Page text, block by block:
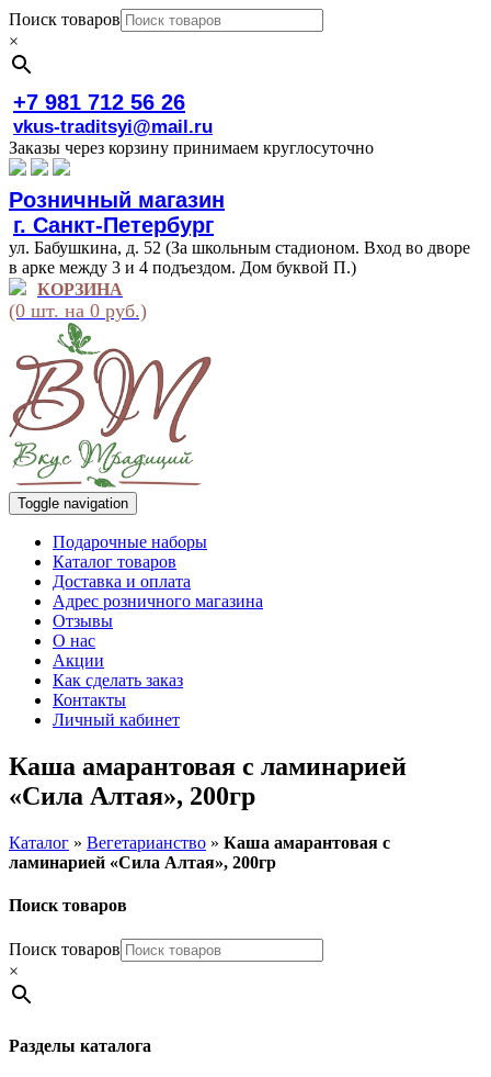
Поиск товаров
×
+7 981 712 56 26
vkus-traditsyi@mail.ru
Заказы через корзину принимаем круглосуточно
Розничный магазин
г. Санкт-Петербург
ул. Бабушкина, д. 52 (За школьным стадионом. Вход во дворе
в арке между 3 и 4 подъездом. Дом буквой П.)
КОРЗИНА
(0 шт. на 0 руб.)
Toggle navigation
Подарочные наборы
Каталог товаров
Доставка и оплата
Адрес розничного магазина
Отзывы
О нас
Акции
Как сделать заказ
Контакты
Личный кабинет
Каша амарантовая с ламинарией
«Сила Алтая», 200гр
Каталог » Вегетарианство » Каша амарантовая с
ламинарией «Сила Алтая», 200гр
Поиск товаров
Поиск товаров
×
Разделы каталога